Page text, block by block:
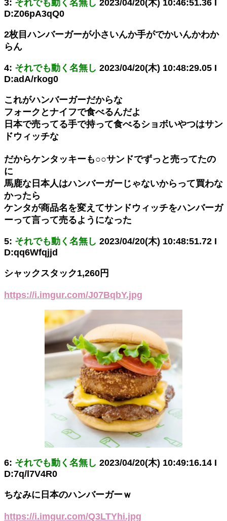
3: それでも動く名無し 2023/04/20(木) 10:46:51.36 I
D:Z06pA3qQ0
2枚目ハンバーガーが小さいんか手がでかいんかわか
らん
4: それでも動く名無し 2023/04/20(木) 10:48:29.05 I
D:adA/rkog0
これがハンバーガーだからな
フォークとナイフで食べるんだよ
日本で売ってる手で持って食べるショボいやつはサン
ドウィッチな
だからケンタッキーも○○サンドでずっと売ってたの
に
馬鹿な日本人はハンバーガーじゃないからって買わな
かったら
ケンタが商品名を変えてサンドウィッチをハンバーガ
ーって言って売るようになった
5: それでも動く名無し 2023/04/20(木) 10:48:51.72 I
D:qq6Wfqjjd
シャックスタック1,260円
https://i.imgur.com/J07BqbY.jpg
6: それでも動く名無し 2023/04/20(木) 10:49:16.14 I
D:7q/l7V4R0
ちなみに日本のハンバーガーｗ
https://i.imgur.com/Q3LTYhi.jpg